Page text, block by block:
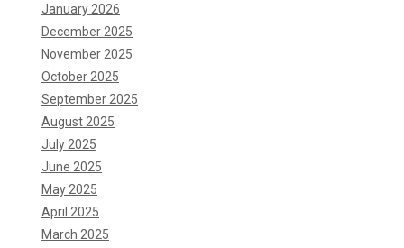
January 2026
December 2025
November 2025
October 2025
September 2025
August 2025
July 2025
June 2025
May 2025
April 2025
March 2025